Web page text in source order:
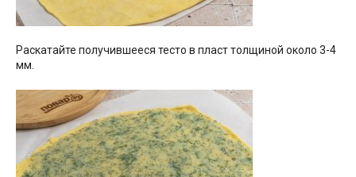
Раскатайте получившееся тесто в пласт толщиной около 3-4
мм.